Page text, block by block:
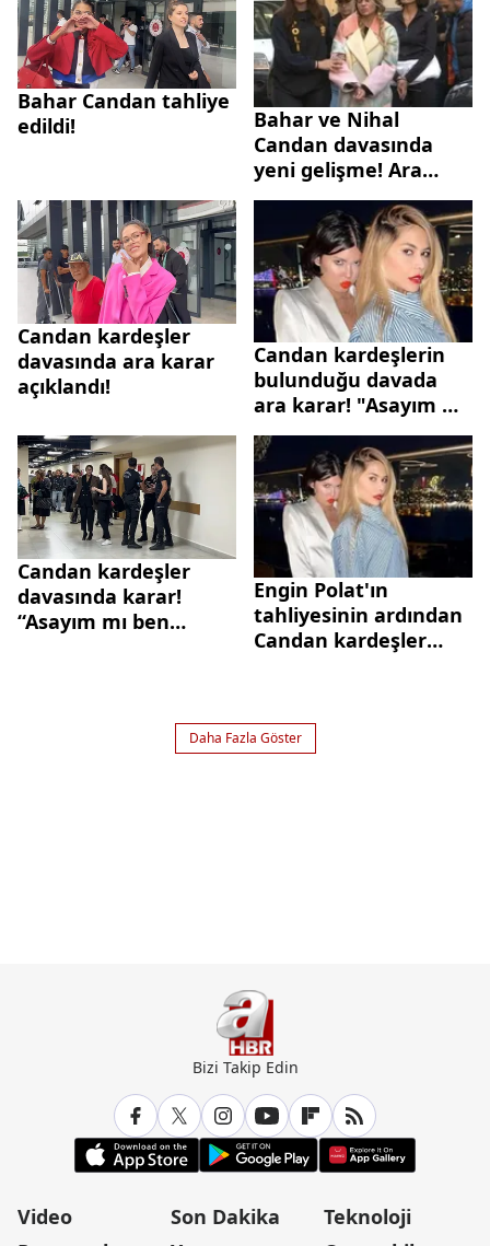
Bahar Candan tahliye
edildi!
Bahar ve Nihal
Candan davasında
yeni gelişme! Ara
karar açıklandı
Candan kardeşler
davasında ara karar
açıklandı!
Candan kardeşlerin
bulunduğu davada
ara karar! "Asayım mı
kendimi?"
Candan kardeşler
davasında karar!
“Asayım mı ben
Engin Polat'ın
tahliyesinin ardından
Candan kardeşler
Daha Fazla Göster
Bizi Takip Edin
Video
Son Dakika
Teknoloji